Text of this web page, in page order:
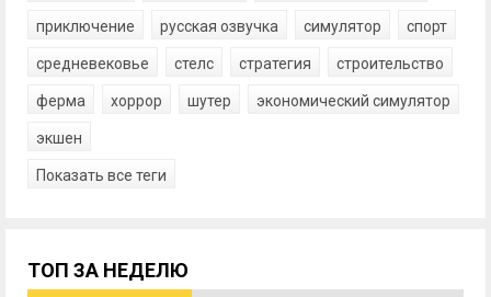
приключение русская озвучка симулятор спорт
средневековье стелс стратегия строительство
ферма хоррор шутер экономический симулятор
экшен
Показать все теги
ТОП ЗА НЕДЕЛЮ